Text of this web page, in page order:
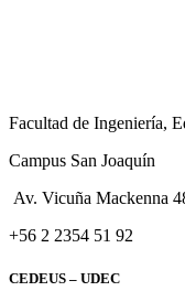
Facultad de Ingeniería,
Campus San Joaquín
Av. Vicuña Mackenna
+56 2 2354 51 92
CEDEUS – UDEC